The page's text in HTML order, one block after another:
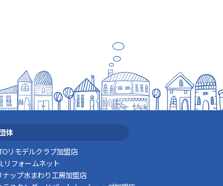
体
リモデルクラブ加盟店
リフォームネット
ナップ水まわり工房加盟店